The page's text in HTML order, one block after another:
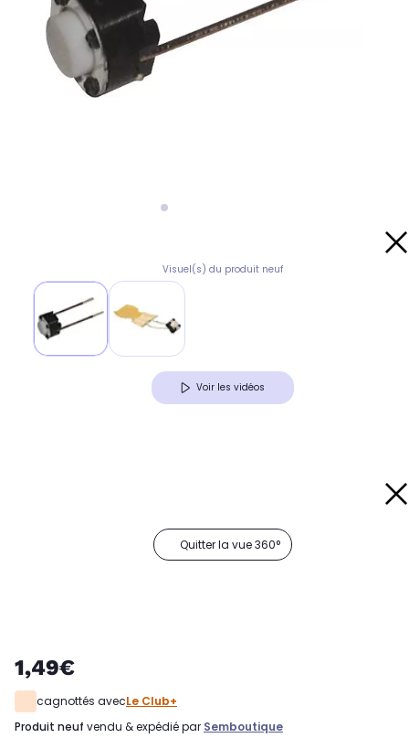
Visuel(s) du produit neuf
Voir les vidéos
Quitter la vue 360°
1,49€
cagnottés avecLe Club+
produit neuf vendu & expédié par Semboutique